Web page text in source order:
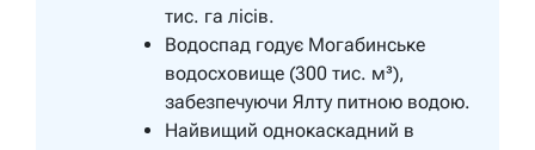
тис. га лісів.
Водоспад годує Могабинське
водосховище (300 тис. м³),
забезпечуючи Ялту питною водою.
Найвищий однокаскадний в